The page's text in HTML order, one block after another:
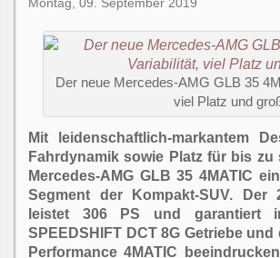
Der neue Mercedes-AMG GLB 35
viel Platz und
Mit leidenschaftlich-markantem
Fahrdynamik sowie Platz für bis
Mercedes-AMG GLB 35 4MATIC
Segment der Kompakt-SUV. Der
leistet 306 PS und garantiert
SPEEDSHIFT DCT 8G Getriebe
Performance 4MATIC